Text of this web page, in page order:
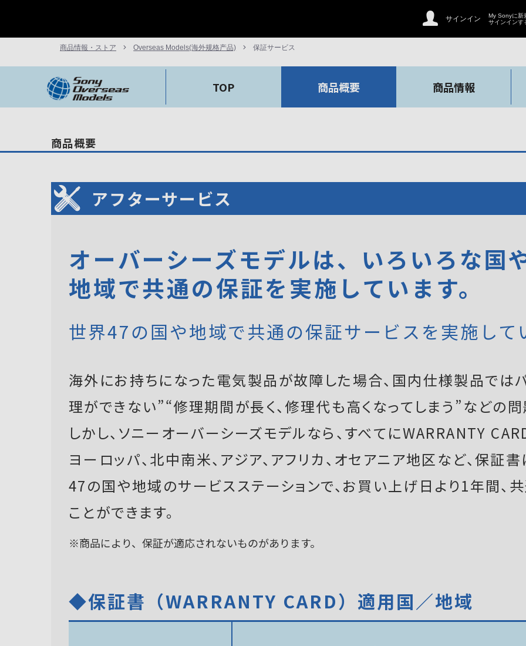
サインイン
My Sonyに新
サインインす
商品情報・ストア Overseas Models(海外规格产品) 保証サービス
TOP 商品概要 商品情報
商品概要
アフターサービス
オーバーシーズモデルは、いろいろな国
地域で共通の保証を実施しています。
世界47の国や地域で共通の保証サービスを実施して
海外にお持ちになった電気製品が故障した場合、国内仕様製品では
理ができない”“修理期間が長く、修理代も高くなってしまう”などの問
しかし、ソニーオーバーシーズモデルなら、すべてにWARRANTY
ヨーロッパ、北中南米、アジア、アフリカ、オセアニア地区など、保
47の国や地域のサービスステーションで、お買い上げ日より1年間、
ことができます。
※商品により、保証が適応されないものがあります。
◆保証書（WARRANTY CARD）適用国／地域